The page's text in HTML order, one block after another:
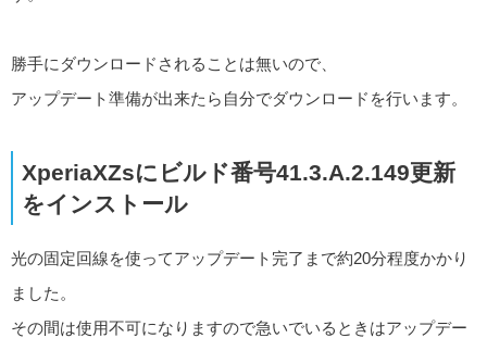
勝手にダウンロードされることは無いので、
アップデート準備が出来たら自分でダウンロードを行います。
XperiaXZsにビルド番号41.3.A.2.149更新
をインストール
光の固定回線を使ってアップデート完了まで約20分程度かかり
ました。
その間は使用不可になりますので急いでいるときはアップデー